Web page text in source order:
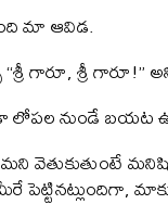
మా ఆవిడ.
గారూ, శ్రీ గారూ!”
లోపల నుండే బయట
వెతుకుతుంటే
పెట్టినట్లుందిగా,